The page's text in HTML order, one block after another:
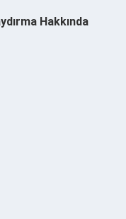
Hakkında